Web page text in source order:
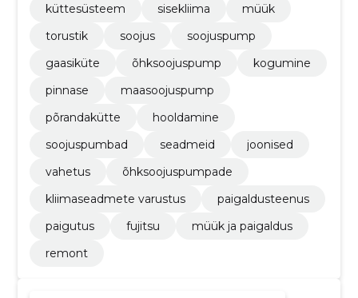
küttesüsteem
sisekliima
müük
torustik
soojus
soojuspump
gaasiküte
õhksoojuspump
kogumine
pinnase
maasoojuspump
põrandakütte
hooldamine
soojuspumbad
seadmeid
joonised
vahetus
õhksoojuspumpade
kliimaseadmete varustus
paigaldusteenus
paigutus
fujitsu
müük ja paigaldus
remont